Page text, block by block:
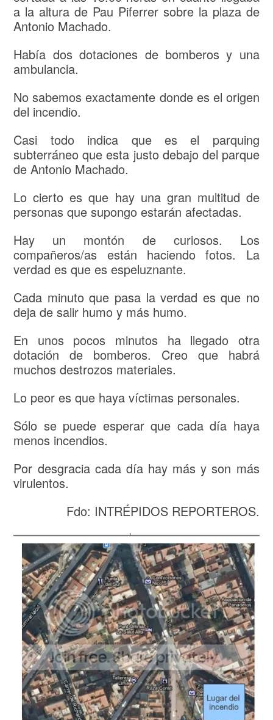
a la altura de Pau Piferrer sobre la plaza de
Antonio Machado.
Había dos dotaciones de bomberos y una
ambulancia.
No sabemos exactamente donde es el origen
del incendio.
Casi todo indica que es el parquing
subterráneo que esta justo debajo del parque
de Antonio Machado.
Lo cierto es que hay una gran multitud de
personas que supongo estarán afectadas.
Hay un montón de curiosos. Los
compañeros/as están haciendo fotos. La
verdad es que es espeluznante.
Cada minuto que pasa la verdad es que no
deja de salir humo y más humo.
En unos pocos minutos ha llegado otra
dotación de bomberos. Creo que habrá
muchos destrozos materiales.
Lo peor es que haya víctimas personales.
Sólo se puede esperar que cada día haya
menos incendios.
Por desgracia cada día hay más y son más
virulentos.
Fdo: INTRÉPIDOS REPORTEROS.